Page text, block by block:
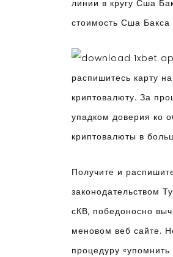
линии в кругу Сша
стоимость Сша
распишитесь карту
криптовалюту. За
упадком доверия ко
криптовалюты в
Получите и
законодательством
сКВ, победоносно
меновом веб сайте.
процедуру